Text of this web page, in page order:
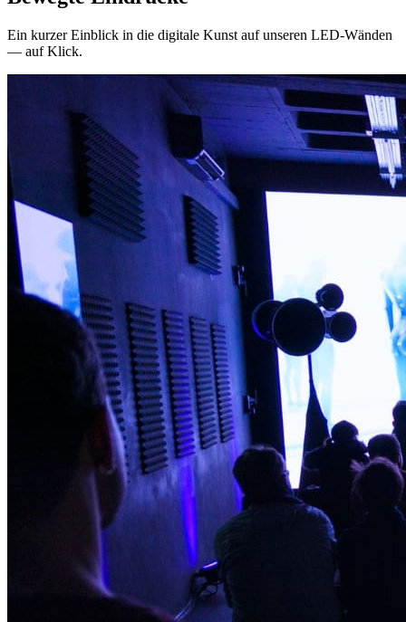
Ein kurzer Einblick in die digitale Kunst auf unseren LED-Wänden
— auf Klick.